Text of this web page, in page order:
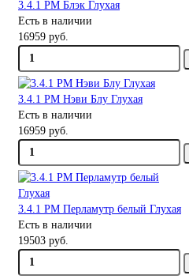
3.4.1 PM Блэк Глухая
Есть в наличии
16959 руб.
3.4.1 PM Нэви Блу Глухая
Есть в наличии
16959 руб.
3.4.1 PM Перламутр белый Глухая
Есть в наличии
19503 руб.